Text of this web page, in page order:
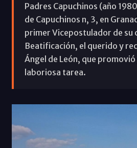
Padres Capuchinos (año
de Capuchinos n, 3, en
primer Vicepostulador de su
Beatificación, el querido y
Ángel de León, que
laboriosa tarea.